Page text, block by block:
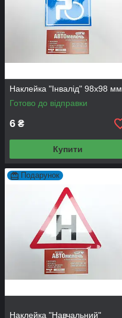
Наклейка "Інвалід" 98х98 мм
Готово до відправки
6 ₴
Купити
Подарунок
Наклейка "Навчальний"